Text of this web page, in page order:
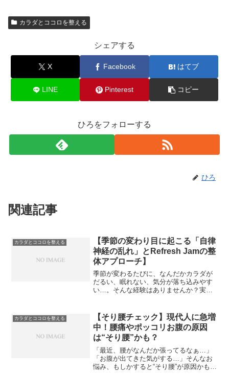
カラダとココロを整える
シェアする
X Facebook はてブ
LINE Pinterest コピー
ひろをフォローする
ひろ
関連記事
カラダとココロを整える
【季節の変わり目に起こる「自律
神経の乱れ」とRefresh Jamの整
体アプローチ】
季節が変わるたびに、なんだかカラダが
だるい、眠れない、気分が落ち込みやす
い…。そんな経験はありませんか？実は
り変わるこの時期、気温や気圧の変化が
大きく、カラダもココロも...
カラダとココロを整える
【そり腰チェック】現代人に急増
中！腰痛やポッコリお腹の原因
は“そり腰”かも？
「最近、腰がなんだか張ってるなぁ…」
「お腹が出てきた気がする…」そんなお
悩み、もしかすると“そり腰”が原因かもし